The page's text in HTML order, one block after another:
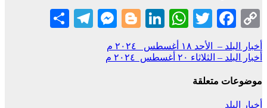
Copy
Link
Facebook
Twitter
WhatsApp
LinkedIn
Blogger
Messenger
Telegram
تصفّح
المقالات
أخبار البلد – الأحد ١٨ أغسطس ٢٠٢٤ م
أخبار البلد – الثلاثاء ٢٠ أغسطس ٢٠٢٤ م
موضوعات متعلقة
أخبار البلد